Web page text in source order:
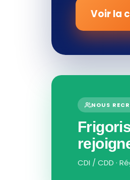
Voir la
NOUS
CDI / CDD ·